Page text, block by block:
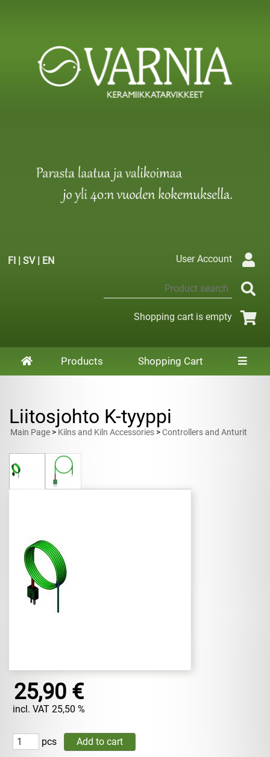
FI | SV| EN User Account
Shopping cart is empty
Products Shopping Cart
Liitosjohto K-tyyppi
Main Page > Kilns and Kiln Accessories >Controllers and Anturit
25,90 €
incl. VAT 25,50 %
pcs